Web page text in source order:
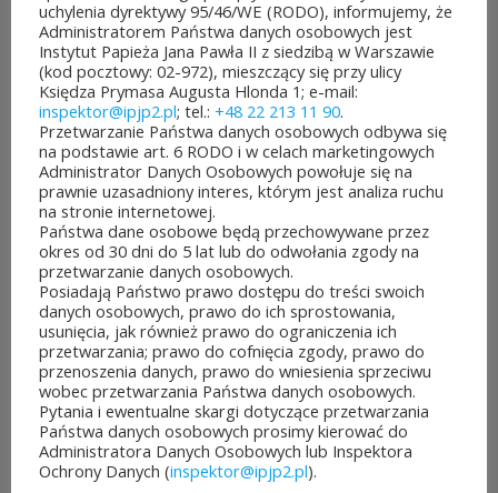
samorządu województwa
mazowieckiego. Do rozdania
jest aż 30 mln zł! Mieszkańcy
województwa mazowieckiego
po...
CZYTAJ DALEJ
JUBILEUSZOWE XXV MISTRZOSTWA POLSKI
DUCHOWIEŃSTWA W SZACHACH
KLASYCZNYCH.
10 lipca&7b19p;2026
W dniach 6–10 lipca 2026 r. w
uchylenia dyrektywy 95/46/WE (RODO), informujemy, że
Administratorem Państwa danych osobowych jest
Instytut Papieża Jana Pawła II z siedzibą w Warszawie
(kod pocztowy: 02-972), mieszczący się przy ulicy
Księdza Prymasa Augusta Hlonda 1; e-mail:
inspektor@ipjp2.pl; tel.: +48 22 213 11 90.
Przetwarzanie Państwa danych osobowych odbywa się
na podstawie art. 6 RODO i w celach marketingowych
Administrator Danych Osobowych powołuje się na
prawnie uzasadniony interes, którym jest analiza ruchu
na stronie internetowej.
Państwa dane osobowe będą przechowywane przez
okres od 30 dni do 5 lat lub do odwołania zgody na
przetwarzanie danych osobowych.
Posiadają Państwo prawo dostępu do treści swoich
danych osobowych, prawo do ich sprostowania,
usunięcia, jak również prawo do ograniczenia ich
przetwarzania; prawo do cofnięcia zgody, prawo do
przenoszenia danych, prawo do wniesienia sprzeciwu
wobec przetwarzania Państwa danych osobowych.
Pytania i ewentualne skargi dotyczące przetwarzania
Państwa danych osobowych prosimy kierować do
Administratora Danych Osobowych lub Inspektora
Ochrony Danych (inspektor@ipjp2.pl).